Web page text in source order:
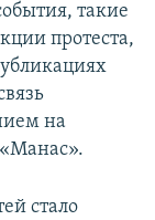
такие
протеста,
на
стало